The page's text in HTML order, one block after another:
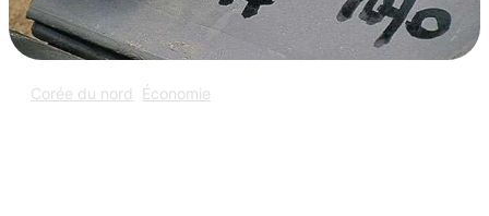
Corée du nord Économie